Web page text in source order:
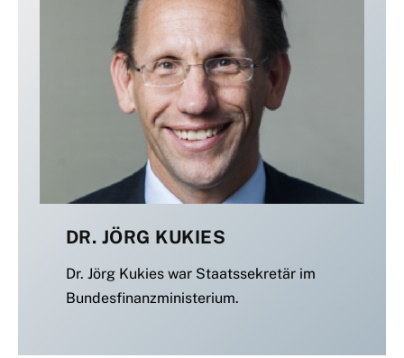
DR. JÖRG KUKIES
Dr. Jörg Kukies war Staatssekretär im
Bundesfinanzministerium.